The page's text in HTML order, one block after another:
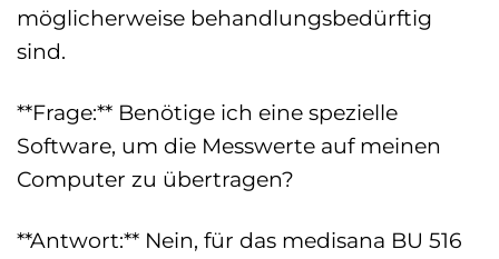
möglicherweise behandlungsbedürftig
sind.
**Frage:** Benötige ich eine spezielle
Software, um die Messwerte auf meinen
Computer zu übertragen?
**Antwort:** Nein, für das medisana BU 516